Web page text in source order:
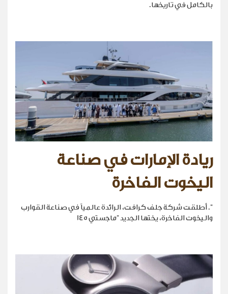
بالكامل في تاريخها.
ريادة الإمارات في صناعة
اليخوت الفاخرة
". أطلقت شركة جلف كرافت، الرائدة عالمياً في صناعة القوارب
واليخوت الفاخرة، يختها الجديد "ماجستي 145